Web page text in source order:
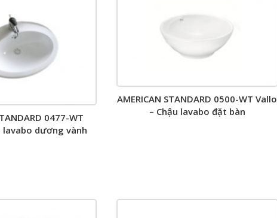
0477-WT
lavabo dương vành
AMERICAN STANDARD 0500-WT Vallo
– Chậu lavabo đặt bàn